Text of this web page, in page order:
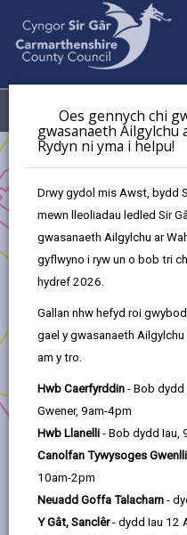
Oes gennych chi
gwasanaeth Ailgylchu
Rydyn ni yma i helpu!
Drwy gydol mis Awst, bydd
mewn lleoliadau ledled Sir
gwasanaeth Ailgylchu ar
gyflwyno i ryw un o bob tri
hydref 2026.
Gallan nhw hefyd roi
gael y gwasanaeth
am y tro.
Hwb Caerfyrddin - Bob dydd
Gwener, 9am-4pm
Hwb Llanelli - Bob dydd Iau,
Canolfan Tywysoges
10am-2pm
Neuadd Goffa Talacharn -
Y Gât, Sanclêr- dydd Iau 12
Dewislen
Cronfa Ffyniant Gyffredin y
Cynaliadwy
Cronfa Ffyniant Gyffredin
Cymunedau Cynaliadwy
Ymgysylltu
Ymgysylltu
Mae'r prosiect wedi
gwirfoddol sydd wedi
wirfoddolwyrnewydd
yng Nghydweli. Mae
barhau i ddarparu
anghenion corfforol,